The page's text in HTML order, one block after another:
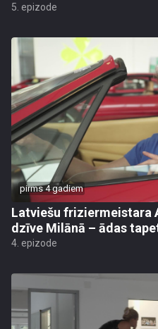
5. epizode
pirms 4 gadiem
Latviešu friziermeistara
dzīve Milānā – ādas
4. epizode